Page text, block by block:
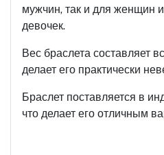
мужчин, так и для женщин
девочек.
Вес браслета составляет
делает его практически
Браслет поставляется в
что делает его отличным